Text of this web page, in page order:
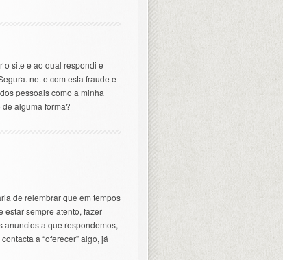
o site e ao qual respondi e
net e com esta fraude e
pessoais como a minha
alguma forma?
de relembrar que em tempos
estar sempre atento, fazer
anuncios a que respondemos,
a “oferecer” algo, já